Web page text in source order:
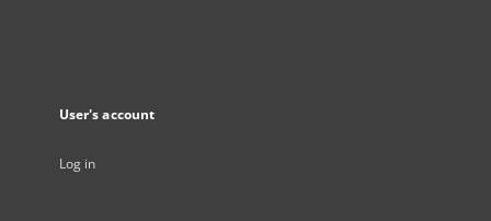
User's account
Log in